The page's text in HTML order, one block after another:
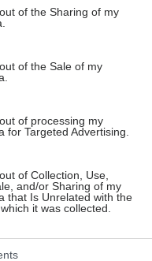
or usage behaviour. You
to Google and its third-
specified purposes in
of the Sharing of my
of the Sale of my
of processing my
for Targeted Advertising.
of Collection, Use,
and/or Sharing of my
that Is Unrelated with the
it was collected.
στο Discover